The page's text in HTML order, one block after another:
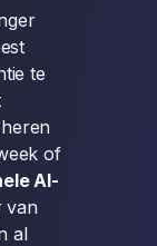
te
of
AI-
van
al